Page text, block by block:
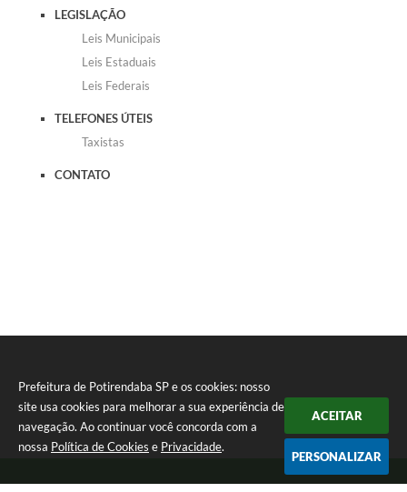
Prefeitura de Potirendaba SP e os cookies: nosso
site usa cookies para melhorar a sua experiência de
navegação. Ao continuar você concorda com a
nossa Política de Cookies e Privacidade.
ACEITAR
PERSONALIZAR
LEGISLAÇÃO
Leis Municipais
Leis Estaduais
Leis Federais
TELEFONES ÚTEIS
Taxistas
CONTATO